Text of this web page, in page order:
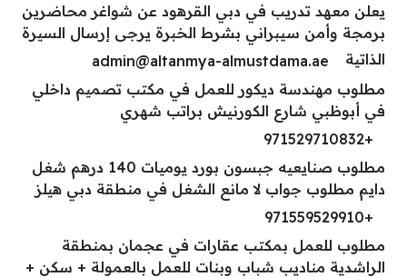
يعلن معهد تدريب في دبي القرهود عن شواغر محاضرين
برمجة وأمن سيبراني بشرط الخبرة يرجى إرسال السيرة
الذاتية
admin@altanmya-almustdama.ae
مطلوب مهندسة ديكور للعمل في مكتب تصميم داخلي
في أبوظبي شارع الكورنيش براتب شهري
+971529710832
مطلوب صنايعيه جبسون بورد يوميات 140 درهم شغل
دايم مطلوب جواب لا مانع الشغل في منطقة دبي هيلز
+971559529910
مطلوب للعمل بمكتب عقارات في عجمان بمنطقة
الراشدية مناديب شباب وبنات للعمل بالعمولة + سكن +